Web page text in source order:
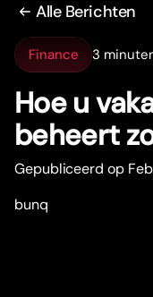
Alle Berichten
Finance 3
Hoe u
beheert
Gepubliceerd op
bunq